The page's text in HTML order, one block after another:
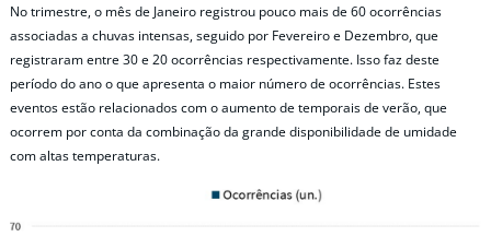
No trimestre, o mês de Janeiro registrou pouco mais de 60 ocorrências
associadas a chuvas intensas, seguido por Fevereiro e Dezembro, que
registraram entre 30 e 20 ocorrências respectivamente. Isso faz deste
período do ano o que apresenta o maior número de ocorrências. Estes
eventos estão relacionados com o aumento de temporais de verão, que
ocorrem por conta da combinação da grande disponibilidade de umidade
com altas temperaturas.